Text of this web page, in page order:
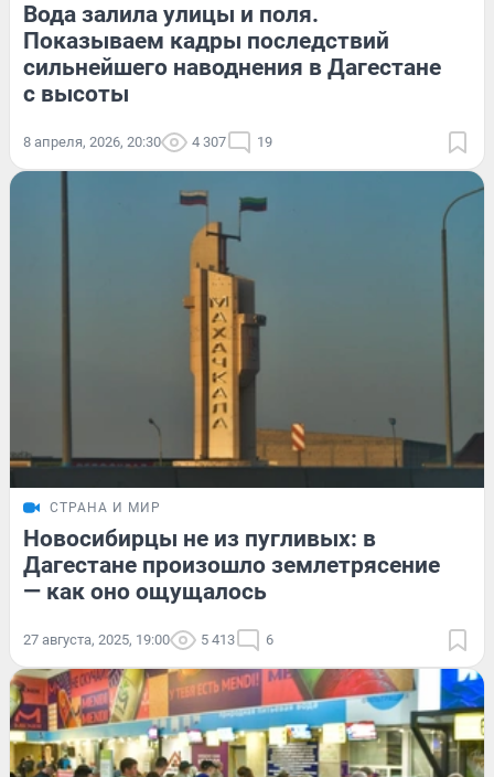
Вода залила улицы и поля.
Показываем кадры последствий
сильнейшего наводнения в Дагестане
с высоты
8 апреля, 2026, 20:30 4 307 19
СТРАНА И МИР
Новосибирцы не из пугливых: в
Дагестане произошло землетрясение
— как оно ощущалось
27 августа, 2025, 19:00 5 413 6